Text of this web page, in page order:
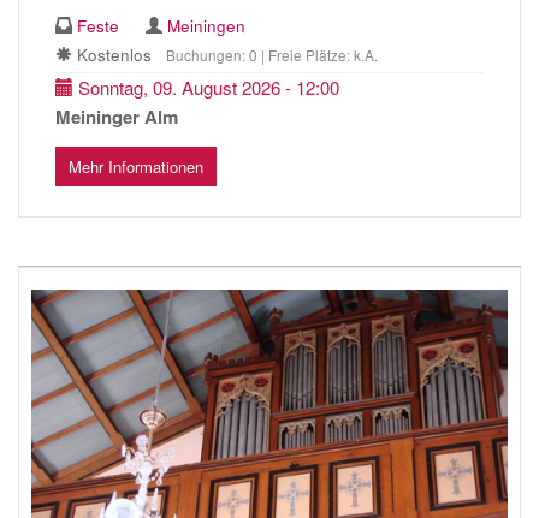
Feste
Meiningen
Kostenlos
Buchungen: 0 | Freie Plätze: k.A.
Sonntag, 09. August 2026 - 12:00
Meininger Alm
Mehr Informationen